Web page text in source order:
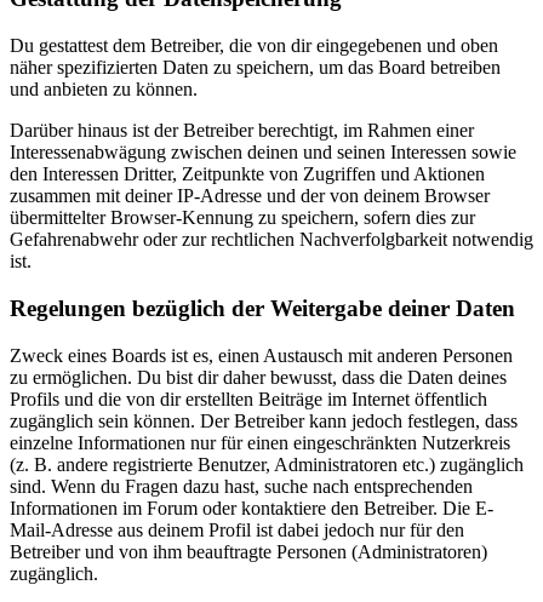
Du gestattest dem Betreiber, die von dir eingegebenen und oben
näher spezifizierten Daten zu speichern, um das Board betreiben
und anbieten zu können.
Darüber hinaus ist der Betreiber berechtigt, im Rahmen einer
Interessenabwägung zwischen deinen und seinen Interessen sowie
den Interessen Dritter, Zeitpunkte von Zugriffen und Aktionen
zusammen mit deiner IP-Adresse und der von deinem Browser
übermittelter Browser-Kennung zu speichern, sofern dies zur
Gefahrenabwehr oder zur rechtlichen Nachverfolgbarkeit notwendig
ist.
Regelungen bezüglich der Weitergabe deiner Daten
Zweck eines Boards ist es, einen Austausch mit anderen Personen
zu ermöglichen. Du bist dir daher bewusst, dass die Daten deines
Profils und die von dir erstellten Beiträge im Internet öffentlich
zugänglich sein können. Der Betreiber kann jedoch festlegen, dass
einzelne Informationen nur für einen eingeschränkten Nutzerkreis
(z. B. andere registrierte Benutzer, Administratoren etc.) zugänglich
sind. Wenn du Fragen dazu hast, suche nach entsprechenden
Informationen im Forum oder kontaktiere den Betreiber. Die E-
Mail-Adresse aus deinem Profil ist dabei jedoch nur für den
Betreiber und von ihm beauftragte Personen (Administratoren)
zugänglich.